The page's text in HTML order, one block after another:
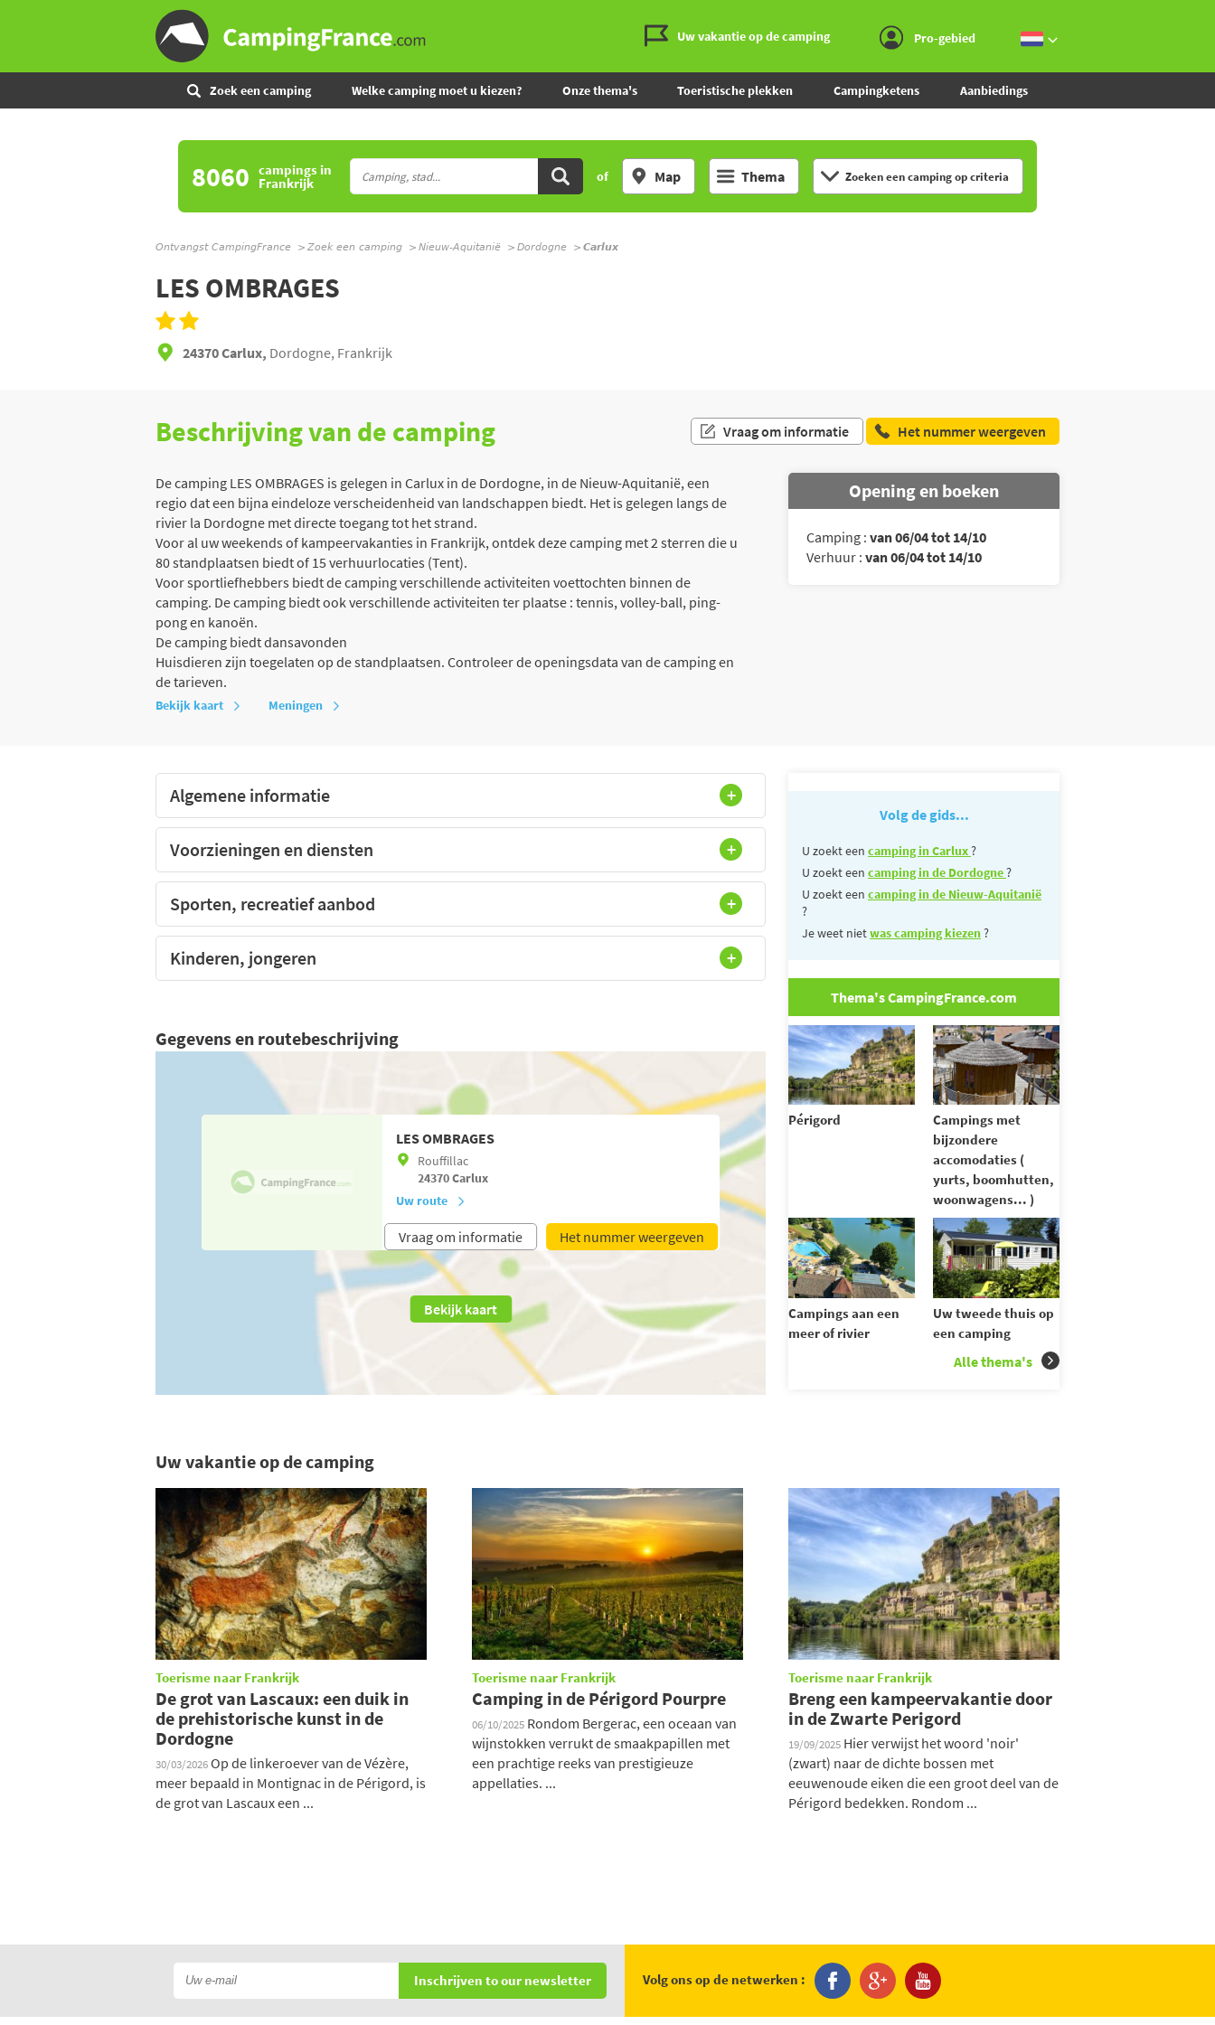
Uw vakantie op de camping Pro-gebied
Zoek een camping Welke camping moet u kiezen? Onze thema's Toeristische plekken Campingketens Aanbiedings
8060 campingsin
Frankrijk of Map Thema Zoeken een camping op criteria
Ontvangst CampingFrance Zoek een camping Nieuw-Aquitanië Dordogne Carlux
LES OMBRAGES
24370 Carlux, Dordogne, Frankrijk
Beschrijving van de camping Vraag om informatie Het nummer weergeven
De camping LES OMBRAGES is gelegen in Carlux in de Dordogne, in de Nieuw-Aquitanië, een
regio dat een bijna eindeloze verscheidenheid van landschappen biedt. Het is gelegen langs de
rivier la Dordogne met directe toegang tot het strand.
Voor al uw weekends of kampeervakanties in Frankrijk, ontdek deze camping met 2 sterren die u
80 standplaatsen biedt of 15 verhuurlocaties (Tent).
Voor sportliefhebbers biedt de camping verschillende activiteiten voettochten binnen de
camping. De camping biedt ook verschillende activiteiten ter plaatse : tennis, volley-ball, ping-
pong en kanoën.
De camping biedt dansavonden
Huisdieren zijn toegelaten op de standplaatsen. Controleer de openingsdata van de camping en
de tarieven.
Opening en boeken
Camping : van 06/04 tot 14/10
Verhuur : van 06/04 tot 14/10
Bekijk kaart Meningen
Algemene informatie
Voorzieningen en diensten
Sporten, recreatief aanbod
Kinderen, jongeren
Gegevens en routebeschrijving
LES OMBRAGES
Rouffillac
24370Carlux
Uw route
Vraag om informatie Het nummer weergeven
Bekijk kaart
Volg de gids...
U zoekt een camping in Carlux?
U zoekt een camping in de Dordogne?
U zoekt een camping in de Nieuw-Aquitanië
?
Je weet nietwas camping kiezen?
Thema's CampingFrance.com
Périgord
Campings met
bijzondere
accomodaties (
yurts, boomhutten,
woonwagens... )
Campings aan een
meer of rivier
Uw tweede thuis op
een camping
Alle thema's
Uw vakantie op de camping
Toerisme naar Frankrijk
De grot van Lascaux: een duik in
de prehistorische kunst in de
Dordogne
30/03/2026Op de linkeroever van de Vézère,
meer bepaald in Montignac in de Périgord, is
de grot van Lascaux een ...
Toerisme naar Frankrijk
Camping in de Périgord Pourpre
06/10/2025 Rondom Bergerac, een oceaan van
wijnstokken verrukt de smaakpapillen met
een prachtige reeks van prestigieuze
appellaties. ...
Toerisme naar Frankrijk
Breng een kampeervakantie door
in de Zwarte Perigord
19/09/2025 Hier verwijst het woord 'noir'
(zwart) naar de dichte bossen met
eeuwenoude eiken die een groot deel van de
Périgord bedekken. Rondom ...
Inschrijven to our newsletter Volg ons op de netwerken :